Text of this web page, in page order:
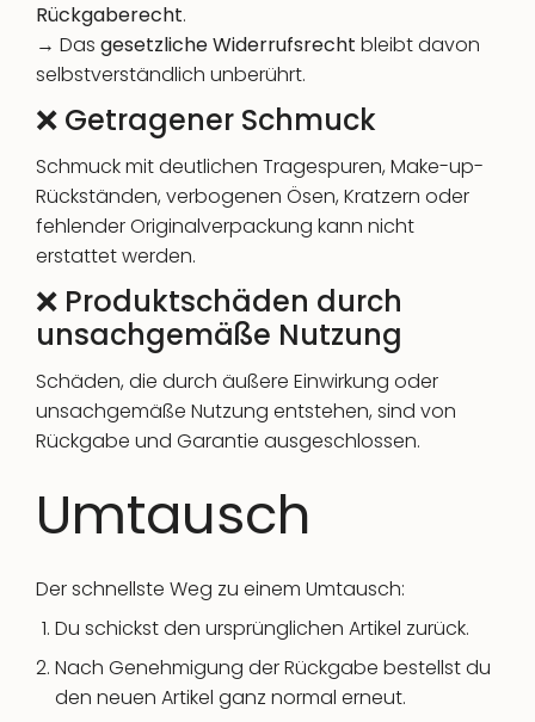
Rückgaberecht.
→ Das gesetzliche Widerrufsrecht bleibt davon
selbstverständlich unberührt.
❌ Getragener Schmuck
Schmuck mit deutlichen Tragespuren, Make-up-
Rückständen, verbogenen Ösen, Kratzern oder
fehlender Originalverpackung kann nicht
erstattet werden.
❌ Produktschäden durch
unsachgemäße Nutzung
Schäden, die durch äußere Einwirkung oder
unsachgemäße Nutzung entstehen, sind von
Rückgabe und Garantie ausgeschlossen.
Umtausch
Der schnellste Weg zu einem Umtausch:
Du schickst den ursprünglichen Artikel zurück.
Nach Genehmigung der Rückgabe bestellst du
den neuen Artikel ganz normal erneut.